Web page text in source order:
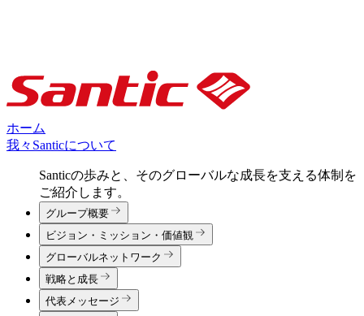
ホーム
我々Santicについて
Santicの歩みと、そのグローバルな成長を支える体制を
ご紹介します。
グループ概要
ビジョン・ミッション・価値観
グローバルネットワーク
戦略と成長
代表メッセージ